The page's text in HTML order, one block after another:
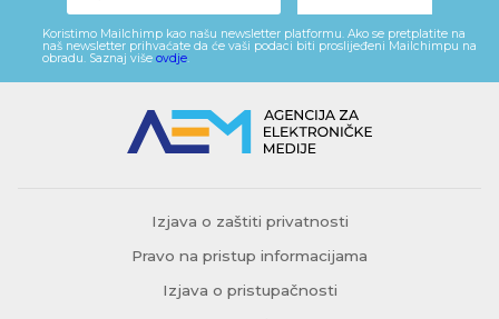
Koristimo Mailchimp kao našu newsletter platformu. Ako se pretplatite na
naš newsletter prihvaćate da će vaši podaci biti proslijeđeni Mailchimpu na
obradu. Saznaj više ovdje.
Izjava o zaštiti privatnosti
Pravo na pristup informacijama
Izjava o pristupačnosti